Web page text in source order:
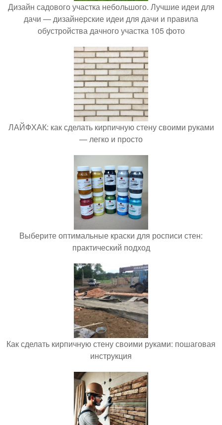
Дизайн садового участка небольшого. Лучшие идеи для
дачи — дизайнерские идеи для дачи и правила
обустройства дачного участка 105 фото
ЛАЙФХАК: как сделать кирпичную стену своими руками
— легко и просто
Выберите оптимальные краски для росписи стен:
практический подход
Как сделать кирпичную стену своими руками: пошаговая
инструкция